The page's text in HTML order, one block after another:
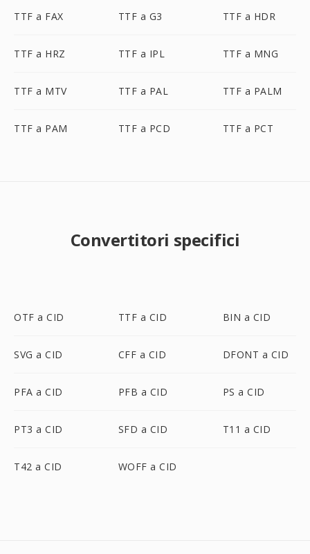
TTF a FAX TTF a G3 TTF a HDR
TTF a HRZ TTF a IPL TTF a MNG
TTF a MTV TTF a PAL TTF a PALM
TTF a PAM TTF a PCD TTF a PCT
Convertitori specifici
OTF a CID TTF a CID BIN a CID
SVG a CID CFF a CID DFONT a CID
PFA a CID PFB a CID PS a CID
PT3 a CID SFD a CID T11 a CID
T42 a CID WOFF a CID